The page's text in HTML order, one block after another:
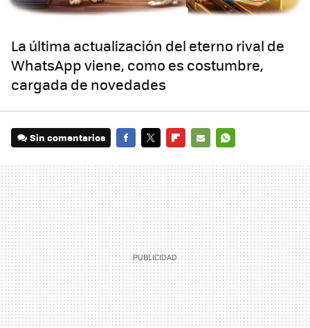
La última actualización del eterno rival de
WhatsApp viene, como es costumbre,
cargada de novedades
Sin comentarios
MAIL